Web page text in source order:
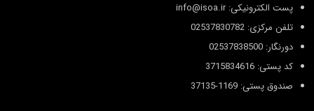
پست الکترونیکی: info@isoa.ir
تلفن مرکزی: 02537830782
دورنگار: 02537838500
کد پستی: 3715834616
صندوق پستی: 1169-37135